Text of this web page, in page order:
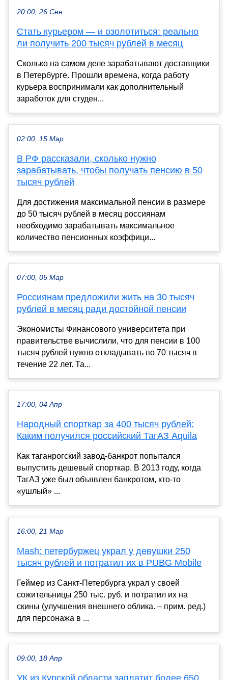
20:00, 26 Сен
Стать курьером — и озолотиться: реально
ли получить 200 тысяч рублей в месяц
Сколько на самом деле зарабатывают доставщики
в Петербурге. Прошли времена, когда работу
курьера воспринимали как дополнительный
заработок для студен...
02:00, 15 Мар
В РФ рассказали, сколько нужно
зарабатывать, чтобы получать пенсию в 50
тысяч рублей
Для достижения максимальной пенсии в размере
до 50 тысяч рублей в месяц россиянам
необходимо зарабатывать максимальное
количество пенсионных коэффици...
07:00, 05 Мар
Россиянам предложили жить на 30 тысяч
рублей в месяц ради достойной пенсии
Экономисты Финансового университета при
правительстве вычислили, что для пенсии в 100
тысяч рублей нужно откладывать по 70 тысяч в
течение 22 лет. Та...
17:00, 04 Апр
Народный спорткар за 400 тысяч рублей:
Каким получился российский ТагАЗ Aquila
Как таганрогский завод-банкрот попытался
выпустить дешевый спорткар. В 2013 году, когда
ТагАЗ уже был объявлен банкротом, кто-то
«ушлый» ...
16:00, 21 Мар
Mash: петербуржец украл у девушки 250
тысяч рублей и потратил их в PUBG Mobile
Геймер из Санкт-Петербурга украл у своей
сожительницы 250 тыс. руб. и потратил их на
скины (улучшения внешнего облика. – прим. ред.)
для персонажа в ...
09:00, 18 Апр
УК из Курской области заплатит более 650